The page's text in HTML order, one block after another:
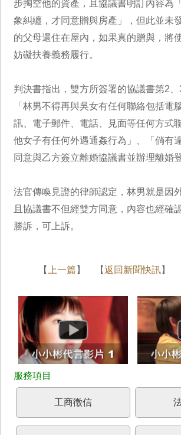
步掏空他的資產，且協議書明訂內容為
象糾纏，才同意贈與房產」，但此並未
的父母還住在屋內，如果真的贈與，將
妨礙扶養義務履行。
判決書指出，雙方所簽署的協議書第2、
「林男不得再與吳女有任何聯絡包括電
訊、電子郵件、電話、見面等任何方式
他女子有任何外遇通姦行為」、「倘有
同意與乙方簽立離婚協議書並辦理離婚
法官傳喚見證的律師認定，林男就是因
且協議書不但經雙方同意，內容也經確
勝訴，可上訴。
【 上一篇 】 【返回新聞快訊】
工商徵信